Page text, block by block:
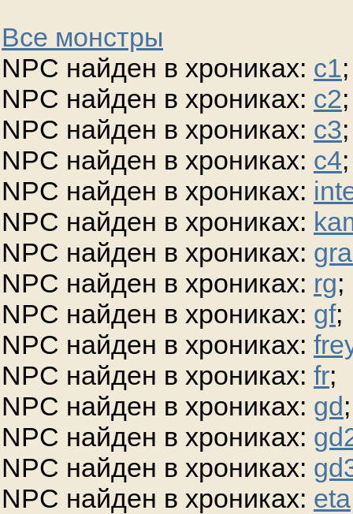
Все монстры
NPC найден в хрониках: c1;
NPC найден в хрониках: c2;
NPC найден в хрониках: c3;
NPC найден в хрониках: c4;
NPC найден в хрониках:
NPC найден в хрониках:
NPC найден в хрониках:
NPC найден в хрониках: rg;
NPC найден в хрониках: gf;
NPC найден в хрониках:
NPC найден в хрониках: fr;
NPC найден в хрониках: gd;
NPC найден в хрониках:
NPC найден в хрониках:
NPC найден в хрониках: eta